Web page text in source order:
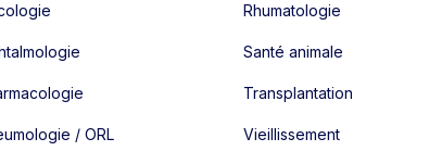
/ ORL
Rhumatologie
Santé animale
Transplantation
Vieillissement